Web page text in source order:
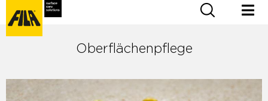
Oberflächenpflege